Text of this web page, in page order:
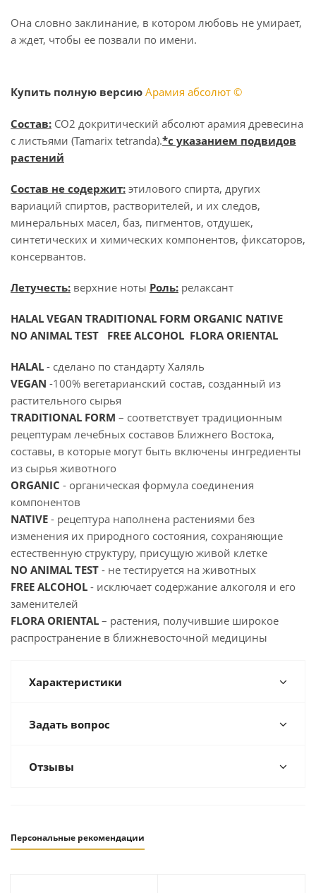
Она словно заклинание, в котором любовь не умирает,
а ждет, чтобы ее позвали по имени.
Купить полную версию Арамия абсолют ©
Состав: СО2 докритический абсолют арамия древесина
с листьями (Tamarix tetranda).*с указанием подвидов
растений
Состав не содержит: этилового спирта, других
вариаций спиртов, растворителей, и их следов,
минеральных масел, баз, пигментов, отдушек,
синтетических и химических компонентов, фиксаторов,
консервантов.
Летучесть: верхние ноты Роль: релаксант
HALAL VEGAN TRADITIONAL FORM ORGANIC NATIVE
NO ANIMAL TEST FREE ALCOHOL FLORA ORIENTAL
HALAL - сделано по стандарту Халяль
VEGAN -100% вегетарианский состав, созданный из
растительного сырья
TRADITIONAL FORM – соответствует традиционным
рецептурам лечебных составов Ближнего Востока,
составы, в которые могут быть включены ингредиенты
из сырья животного
ORGANIC - органическая формула соединения
компонентов
NATIVE - рецептура наполнена растениями без
изменения их природного состояния, сохраняющие
естественную структуру, присущую живой клетке
NO ANIMAL TEST - не тестируется на животных
FREE ALCOHOL - исключает содержание алкоголя и его
заменителей
FLORA ORIENTAL – растения, получившие широкое
распространение в ближневосточной медицины
Характеристики
Задать вопрос
Отзывы
Персональные рекомендации